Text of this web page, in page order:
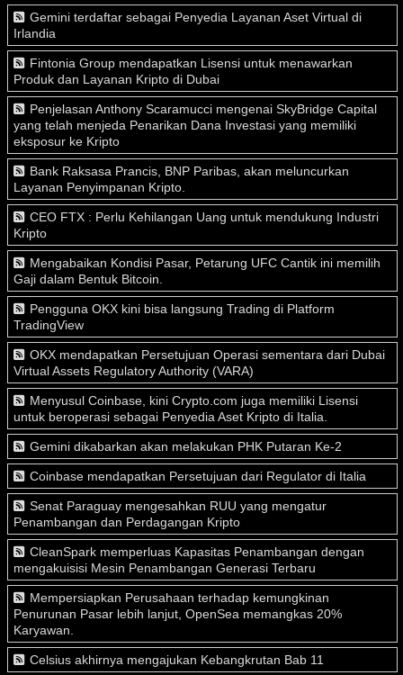
Gemini terdaftar sebagai Penyedia Layanan Aset Virtual di
Irlandia
Fintonia Group mendapatkan Lisensi untuk menawarkan
Produk dan Layanan Kripto di Dubai
Penjelasan Anthony Scaramucci mengenai SkyBridge Capital
yang telah menjeda Penarikan Dana Investasi yang memiliki
eksposur ke Kripto
Bank Raksasa Prancis, BNP Paribas, akan meluncurkan
Layanan Penyimpanan Kripto.
CEO FTX : Perlu Kehilangan Uang untuk mendukung Industri
Kripto
Mengabaikan Kondisi Pasar, Petarung UFC Cantik ini memilih
Gaji dalam Bentuk Bitcoin.
Pengguna OKX kini bisa langsung Trading di Platform
TradingView
OKX mendapatkan Persetujuan Operasi sementara dari Dubai
Virtual Assets Regulatory Authority (VARA)
Menyusul Coinbase, kini Crypto.com juga memiliki Lisensi
untuk beroperasi sebagai Penyedia Aset Kripto di Italia.
Gemini dikabarkan akan melakukan PHK Putaran Ke-2
Coinbase mendapatkan Persetujuan dari Regulator di Italia
Senat Paraguay mengesahkan RUU yang mengatur
Penambangan dan Perdagangan Kripto
CleanSpark memperluas Kapasitas Penambangan dengan
mengakuisisi Mesin Penambangan Generasi Terbaru
Mempersiapkan Perusahaan terhadap kemungkinan
Penurunan Pasar lebih lanjut, OpenSea memangkas 20%
Karyawan.
Celsius akhirnya mengajukan Kebangkrutan Bab 11